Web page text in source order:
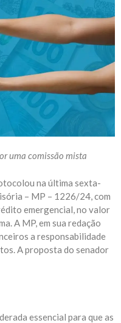
uma comissão mista
na última sexta-
– MP – 1226/24, com
emergencial, no valor
A MP, em sua redação
a responsabilidade
A proposta do senador
essencial para que as